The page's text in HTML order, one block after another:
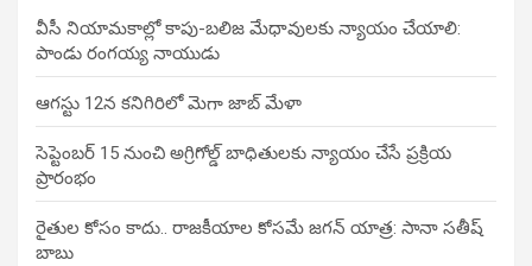
వీసీ నియామకాల్లో కాపు-బలిజ మేధావులకు న్యాయం చేయాలి:
పాండు రంగయ్య నాయుడు
ఆగస్టు 12న కనిగిరిలో మెగా జాబ్ మేళా
సెప్టెంబర్ 15 నుంచి అగ్రిగోల్డ్ బాధితులకు న్యాయం చేసే ప్రక్రియ
ప్రారంభం
రైతుల కోసం కాదు.. రాజకీయాల కోసమే జగన్ యాత్ర: సానా సతీష్
బాబు